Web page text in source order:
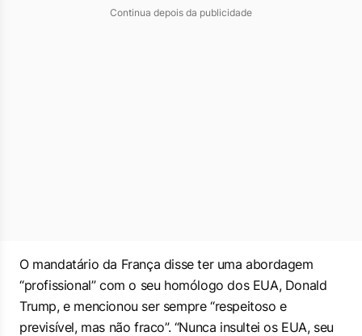
Continua depois da publicidade
O mandatário da França disse ter uma abordagem
“profissional” com o seu homólogo dos EUA, Donald
Trump, e mencionou ser sempre “respeitoso e
previsível, mas não fraco”. “Nunca insultei os EUA, seu